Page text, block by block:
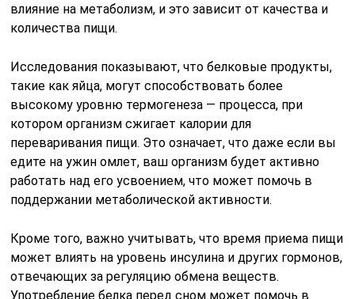
влияние на метаболизм, и это зависит от качества и
количества пищи.
Исследования показывают, что белковые продукты,
такие как яйца, могут способствовать более
высокому уровню термогенеза — процесса, при
котором организм сжигает калории для
переваривания пищи. Это означает, что даже если вы
едите на ужин омлет, ваш организм будет активно
работать над его усвоением, что может помочь в
поддержании метаболической активности.
Кроме того, важно учитывать, что время приема пищи
может влиять на уровень инсулина и других гормонов,
отвечающих за регуляцию обмена веществ.
Употребление белка перед сном может помочь в